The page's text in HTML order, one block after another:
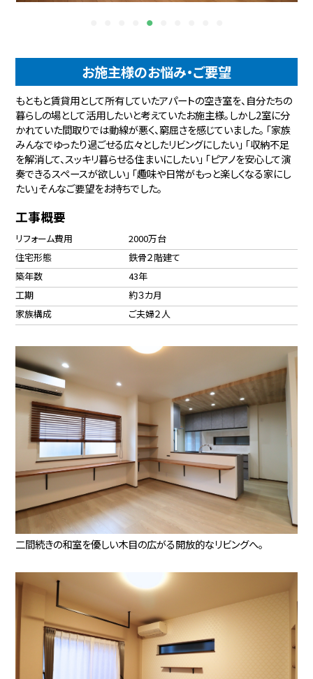
お施主様のお悩み・ご要望
もともと賃貸用として所有していたアパートの空き室を、自分たちの
暮らしの場として活用したいと考えていたお施主様。しかし2室に分
かれていた間取りでは動線が悪く、窮屈さを感じていました。 「家族
みんなでゆったり過ごせる広々としたリビングにしたい」 「収納不足
を解消して、スッキリ暮らせる住まいにしたい」 「ピアノを安心して演
奏できるスペースが欲しい」 「趣味や日常がもっと楽しくなる家にし
たい」そんなご要望をお持ちでした。
工事概要
リフォーム費用
2000万台
住宅形態
鉄骨２階建て
築年数
43年
工期
約３カ月
家族構成
ご夫婦２人
二間続きの和室を優しい木目の広がる開放的なリビングへ。